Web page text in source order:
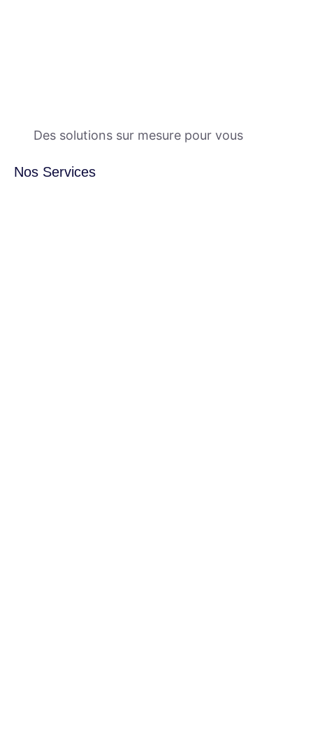
Des solutions sur mesure pour vous
Nos Services